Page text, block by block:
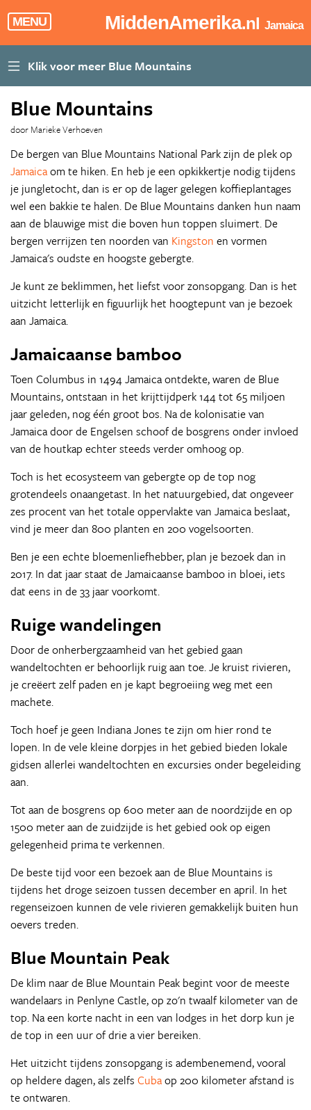
MENU MiddenAmerika.nl Jamaica
Blue Mountains
door Marieke Verhoeven
De bergen van Blue Mountains National Park zijn de plek op
Jamaicaom te hiken. En heb je een opkikkertje nodig tijdens
je jungletocht, dan is er op de lager gelegen koffieplantages
wel een bakkie te halen. De Blue Mountains danken hun naam
aan de blauwige mist die boven hun toppen sluimert. De
bergen verrijzen ten noorden van Kingston en vormen
Jamaica's oudste en hoogste gebergte.
Je kunt ze beklimmen, het liefst voor zonsopgang. Dan is het
uitzicht letterlijk en figuurlijk het hoogtepunt van je bezoek
aan Jamaica.
Jamaicaanse bamboo
Toen Columbus in 1494 Jamaica ontdekte, waren de Blue
Mountains, ontstaan in het krijttijdperk 144 tot 65 miljoen
jaar geleden, nog één groot bos. Na de kolonisatie van
Jamaica door de Engelsen schoof de bosgrens onder invloed
van de houtkap echter steeds verder omhoog op.
Toch is het ecosysteem van gebergte op de top nog
grotendeels onaangetast. In het natuurgebied, dat ongeveer
zes procent van het totale oppervlakte van Jamaica beslaat,
vind je meer dan 800 planten en 200 vogelsoorten.
Ben je een echte bloemenliefhebber, plan je bezoek dan in
2017. In dat jaar staat de Jamaicaanse bamboo in bloei, iets
dat eens in de 33 jaar voorkomt.
Ruige wandelingen
Door de onherbergzaamheid van het gebied gaan
wandeltochten er behoorlijk ruig aan toe. Je kruist rivieren,
je creëert zelf paden en je kapt begroeiing weg met een
machete.
Toch hoef je geen Indiana Jones te zijn om hier rond te
lopen. In de vele kleine dorpjes in het gebied bieden lokale
gidsen allerlei wandeltochten en excursies onder begeleiding
aan.
Tot aan de bosgrens op 600 meter aan de noordzijde en op
1500 meter aan de zuidzijde is het gebied ook op eigen
gelegenheid prima te verkennen.
De beste tijd voor een bezoek aan de Blue Mountains is
tijdens het droge seizoen tussen december en april. In het
regenseizoen kunnen de vele rivieren gemakkelijk buiten hun
oevers treden.
Blue Mountain Peak
De klim naar de Blue Mountain Peak begint voor de meeste
wandelaars in Penlyne Castle, op zo'n twaalf kilometer van de
top. Na een korte nacht in een van lodges in het dorp kun je
de top in een uur of drie a vier bereiken.
Het uitzicht tijdens zonsopgang is adembenemend, vooral
op heldere dagen, als zelfs Cubaop 200 kilometer afstand is
te ontwaren.